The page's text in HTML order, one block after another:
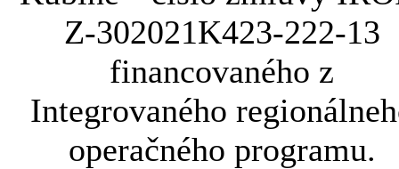
Z-302021K423-222-13
financovaného z
Integrovaného
operačného programu.